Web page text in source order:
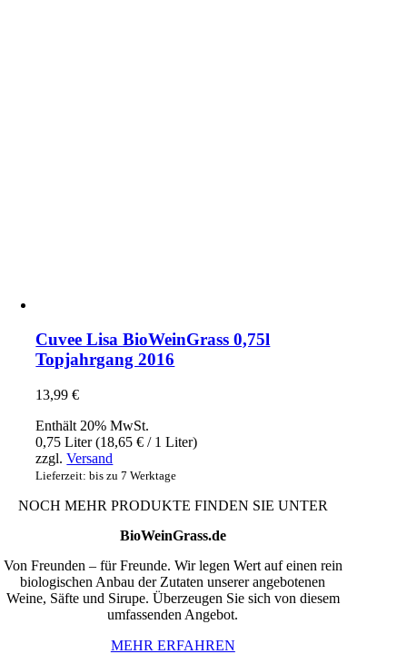
Cuvee Lisa BioWeinGrass 0,75l
Topjahrgang 2016
13,99€
Enthält 20% MwSt.
0,75 Liter (18,65€ / 1 Liter)
zzgl.Versand
Lieferzeit: bis zu 7 Werktage
NOCH MEHR PRODUKTE FINDEN SIE UNTER
BioWeinGrass.de
Von Freunden – für Freunde. Wir legen Wert auf einen rein
biologischen Anbau der Zutaten unserer angebotenen
Weine, Säfte und Sirupe. Überzeugen Sie sich von diesem
umfassenden Angebot.
MEHR ERFAHREN